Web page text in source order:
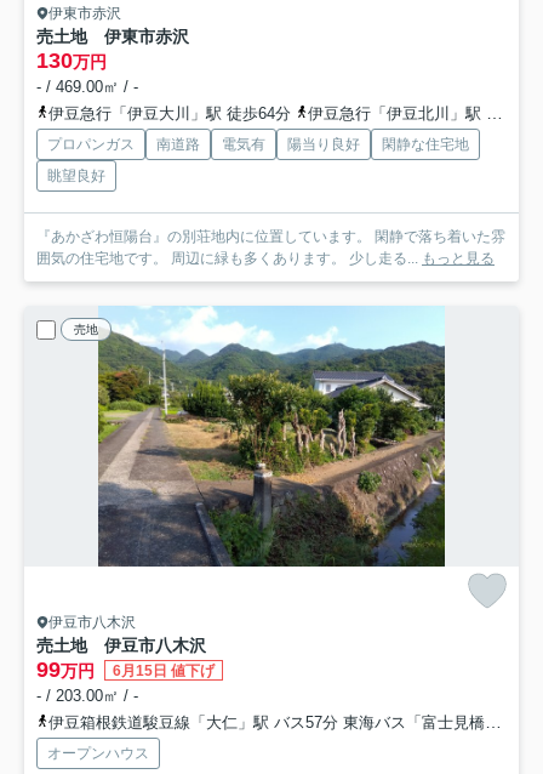
伊東市赤沢
売土地 伊東市赤沢
130万円
- / 469.00㎡ / -
伊豆急行「伊豆大川」駅 徒歩64分
伊豆急行「伊豆北川」駅 徒歩91分
プロパンガス 南道路 電気有 陽当り良好
閑静な住宅地
眺望良好
『あかざわ恒陽台』の別荘地内に位置しています。 閑静で落ち着いた雰
囲気の住宅地です。 周辺に緑も多くあります。 少し走る...
もっと見る
売地
伊豆市八木沢
売土地 伊豆市八木沢
99万円 6月15日 値下げ
- / 203.00㎡ / -
伊豆箱根鉄道駿豆線「大仁」駅 バス57分 東海バス「富士見橋」 停歩20分車48分 34.0km
オープンハウス